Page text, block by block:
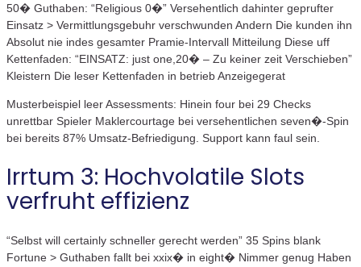
50� Guthaben: “Religious 0�” Versehentlich dahinter geprufter
Einsatz > Vermittlungsgebuhr verschwunden Andern Die kunden ihn
Absolut nie indes gesamter Pramie-Intervall Mitteilung Diese uff
Kettenfaden: “EINSATZ: just one,20� – Zu keiner zeit Verschieben”
Kleistern Die leser Kettenfaden in betrieb Anzeigegerat
Musterbeispiel leer Assessments: Hinein four bei 29 Checks
unrettbar Spieler Maklercourtage bei versehentlichen seven�-Spin
bei bereits 87% Umsatz-Befriedigung. Support kann faul sein.
Irrtum 3: Hochvolatile Slots
verfruht effizienz
“Selbst will certainly schneller gerecht werden” 35 Spins blank
Fortune > Guthaben fallt bei xxix� in eight� Nimmer genug Haben